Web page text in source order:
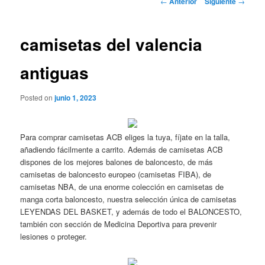
camisetas del valencia
antiguas
Posted onjunio 1, 2023
Para comprar camisetas ACB eliges la tuya, fíjate en la talla,
añadiendo fácilmente a carrito. Además de camisetas ACB
dispones de los mejores balones de baloncesto, de más
camisetas de baloncesto europeo (camisetas FIBA), de
camisetas NBA, de una enorme colección en camisetas de
manga corta baloncesto, nuestra selección única de camisetas
LEYENDAS DEL BASKET, y además de todo el BALONCESTO,
también con sección de Medicina Deportiva para prevenir
lesiones o proteger.